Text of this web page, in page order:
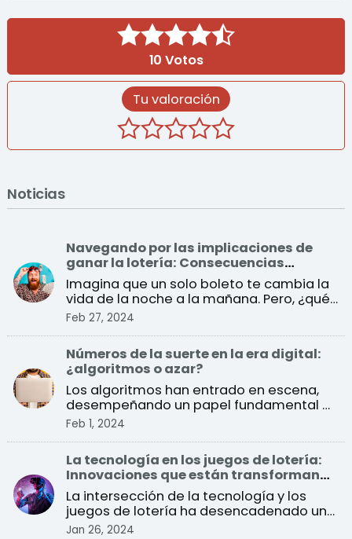
10 Votos
Tu valoración
Noticias
Navegando por las implicaciones de
ganar la lotería: Consecuencias
sociales y económicas
Imagina que un solo boleto te cambia la
vida de la noche a la mañana. Pero, ¿qué
implica exactam ...
Feb 27, 2024
Números de la suerte en la era digital:
¿algoritmos o azar?
Los algoritmos han entrado en escena,
desempeñando un papel fundamental a
la hora de imitar la a ...
Feb 1, 2024
La tecnología en los juegos de lotería:
Innovaciones que están transformando
el sector
La intersección de la tecnología y los
juegos de lotería ha desencadenado una
especie de revoluc ...
Jan 26, 2024